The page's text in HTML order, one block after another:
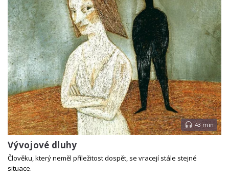
43 min
Vývojové dluhy
Člověku, který neměl příležitost dospět, se vracejí stále stejné
situace.